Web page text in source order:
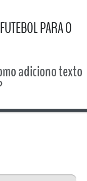
PARA O
adiciono texto